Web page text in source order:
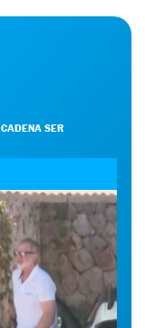
CADENA SER